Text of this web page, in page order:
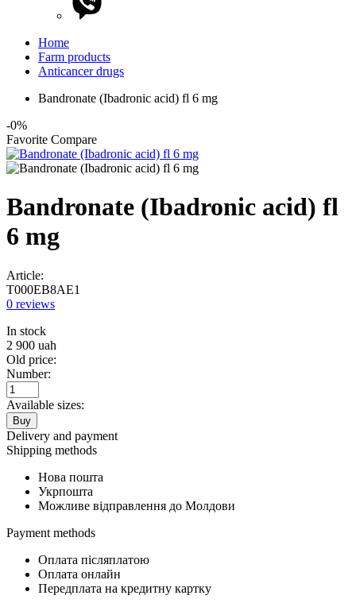
Home
Farm products
Anticancer drugs
Bandronate (Ibadronic acid) fl 6 mg
-0%
Favorite Compare
Bandronate (Ibadronic acid) fl
6 mg
Article:
T000EB8AE1
0 reviews
In stock
2 900 uah
Old price:
Number:
Available sizes:
Buy
Delivery and payment
Shipping methods
Нова пошта
Укрпошта
Можливе відправлення до Молдови
Payment methods
Оплата післяплатою
Оплата онлайн
Передплата на кредитну картку